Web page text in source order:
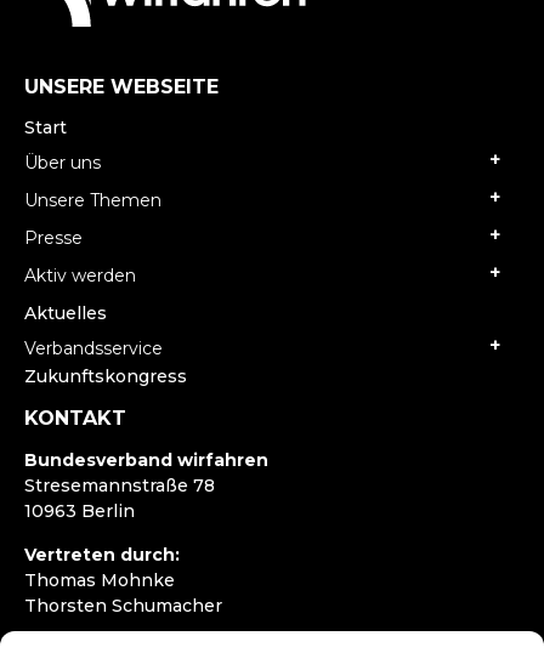
UNSERE WEBSEITE
Start
Über uns
Unsere Themen
Presse
Aktiv werden
Aktuelles
Verbandsservice
Zukunftskongress
KONTAKT
Bundesverband wirfahren
Stresemannstraße 78
10963 Berlin
Vertreten durch:
Thomas Mohnke
Thorsten Schumacher